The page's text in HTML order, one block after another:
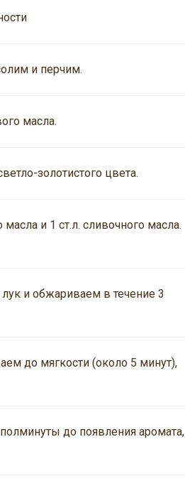
и перчим.
масла.
золотистого цвета.
и 1 ст.л. сливочного масла.
и обжариваем в течение 3
до мягкости (около 5 минут),
до появления аромата,